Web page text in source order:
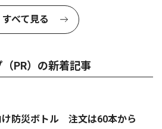
すべて見る
PR）の新着記事
け防災ボトル 注文は60本から